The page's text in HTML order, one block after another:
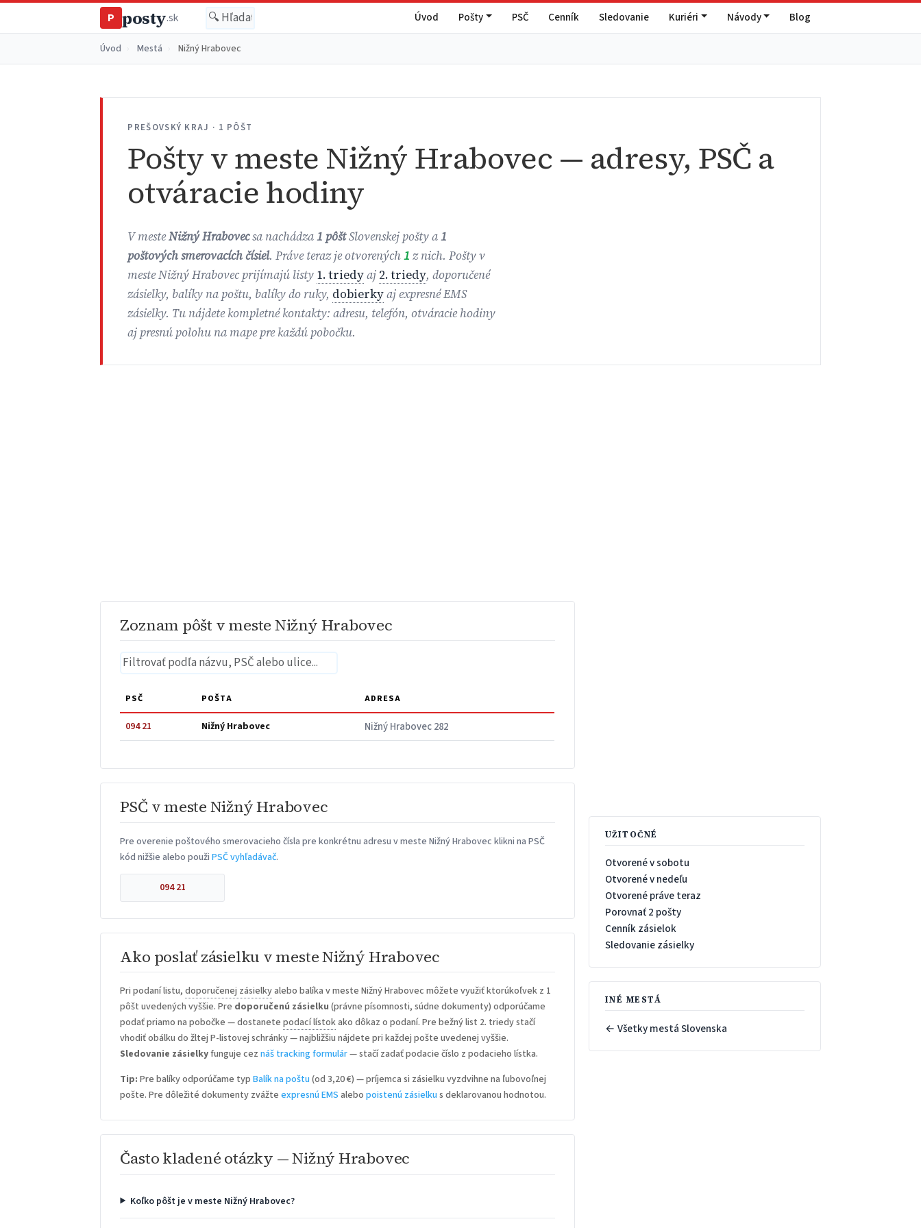
P posty.sk Úvod Pošty PSČ Cenník Sledovanie Kuriéri Návody Blog
Úvod Mestá Nižný Hrabovec
PREŠOVSKÝ KRAJ · 1 PÔŠT
Pošty v meste Nižný Hrabovec — adresy, PSČ a
otváracie hodiny
V mesteNižný Hrabovecsa nachádza1 pôštSlovenskej pošty a1
poštových smerovacích čísiel. Práve teraz je otvorených1 z nich. Pošty v
meste Nižný Hrabovec prijímajú listy 1. triedyaj 2. triedy, doporučené
zásielky, balíky na poštu, balíky do ruky, dobierkyaj expresné EMS
zásielky. Tu nájdete kompletné kontakty: adresu, telefón, otváracie hodiny
aj presnú polohu na mape pre každú pobočku.
Zoznam pôšt v meste Nižný Hrabovec
PSČ POŠTA ADRESA
094 21 Nižný Hrabovec Nižný Hrabovec 282
PSČ v meste Nižný Hrabovec
Pre overenie poštového smerovacieho čísla pre konkrétnu adresu v meste Nižný Hrabovec klikni na PSČ
kód nižšie alebo použiPSČ vyhľadávač.
094 21
Ako poslať zásielku v meste Nižný Hrabovec
Pri podaní listu,doporučenej zásielkyalebo balíka v meste Nižný Hrabovec môžete využiť ktorúkoľvek z 1
pôšt uvedených vyššie. Pre doporučenú zásielku (právne písomnosti, súdne dokumenty) odporúčame
podať priamo na pobočke — dostanetepodací lístokako dôkaz o podaní. Pre bežný list 2. triedy stačí
vhodiť obálku do žltej P-listovej schránky — najbližšiu nájdete pri každej pošte uvedenej vyššie.
Sledovanie zásielkyfunguje ceznáš tracking formulár— stačí zadať podacie číslo z podacieho lístka.
Tip: Pre balíky odporúčame typBalík na poštu (od 3,20 €) — príjemca si zásielku vyzdvihne na ľubovoľnej
pošte. Pre dôležité dokumenty zvážteexpresnú EMS alebopoistenú zásielku s deklarovanou hodnotou.
Často kladené otázky — Nižný Hrabovec
Koľko pôšt je v meste Nižný Hrabovec?
UŽITOČNÉ
Otvorené v sobotu
Otvorené v nedeľu
Otvorené práve teraz
Porovnať 2 pošty
Cenník zásielok
Sledovanie zásielky
INÉ MESTÁ
← Všetky mestá Slovenska